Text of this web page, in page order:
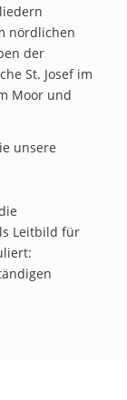
nördlichen
der
St. Josef im
Moor und
unsere
Leitbild für